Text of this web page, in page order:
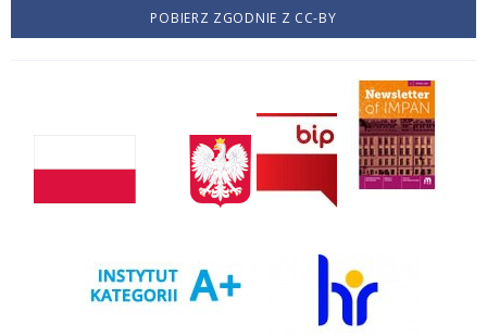
POBIERZ ZGODNIE Z CC-BY